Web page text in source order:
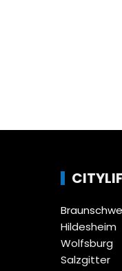
Hildesheim
Wolfsburg
Salzgitter